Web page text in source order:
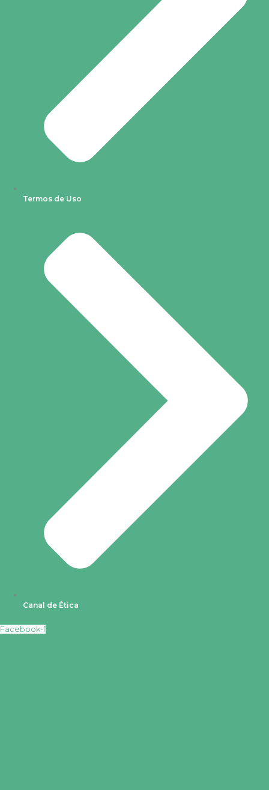
Termos de Uso
Canal de Ética
Facebook-f